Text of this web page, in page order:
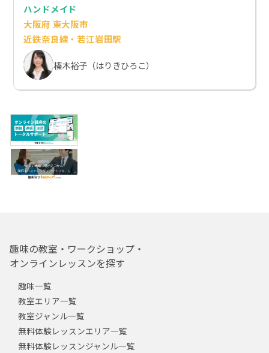
ハンドメイド
大阪府 東大阪市
近鉄奈良線・若江岩田駅
榛木裕子（はりきひろこ）
趣味の教室・ワークショップ・
オンラインレッスンを探す
趣味一覧
教室エリア一覧
教室ジャンル一覧
無料体験レッスンエリア一覧
無料体験レッスンジャンル一覧